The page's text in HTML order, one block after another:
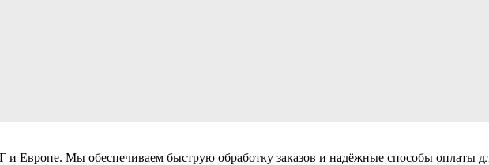
Европе. Мы обеспечиваем быструю обработку заказов и надёжные способы оплаты